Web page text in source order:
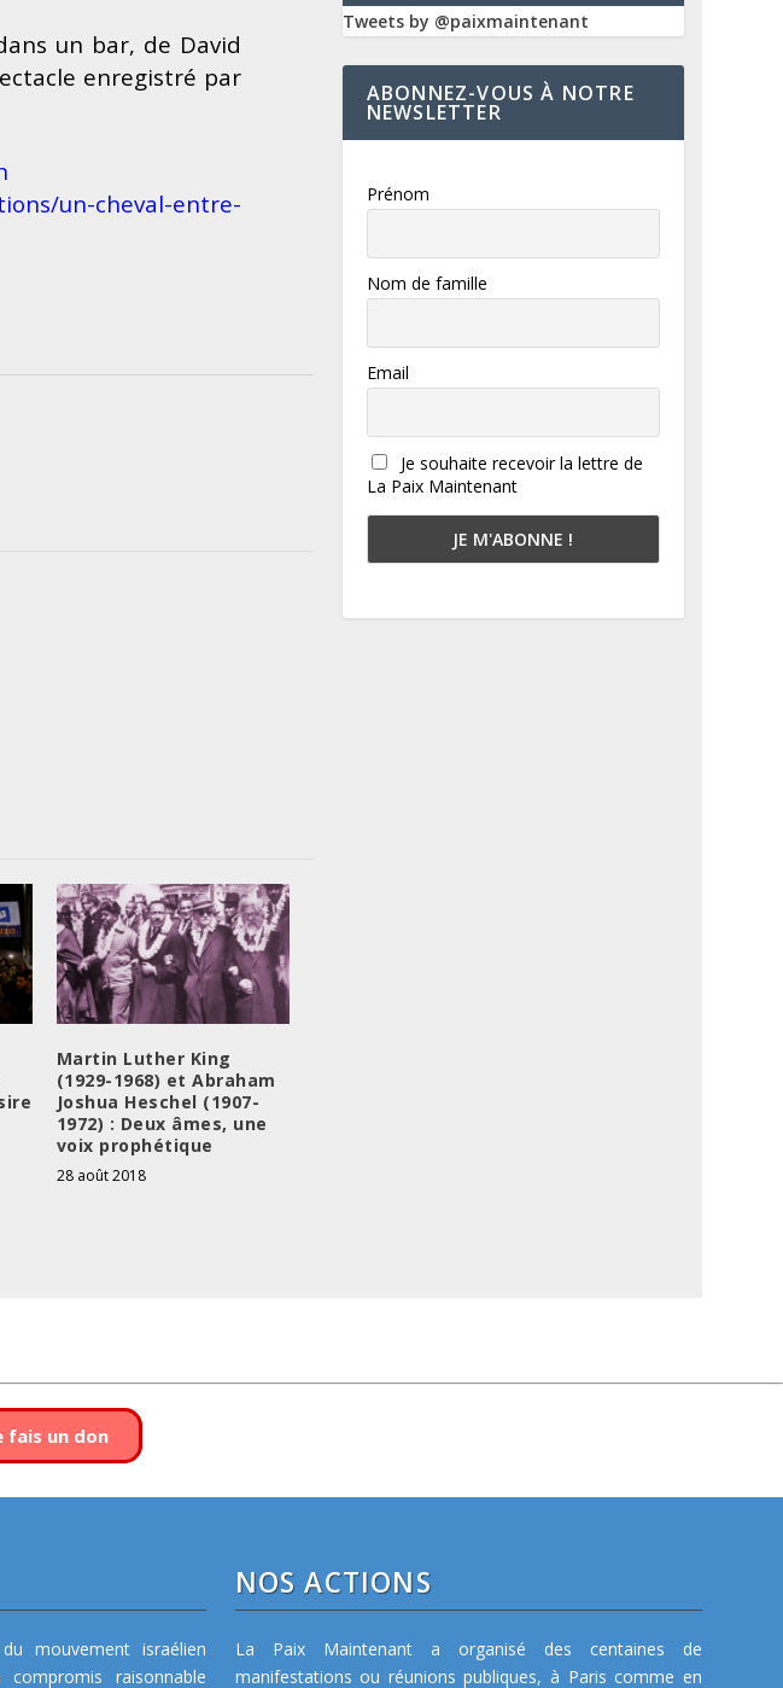
un bar, de David
enregistré par
un-cheval-entre-
Martin Luther King
(1929-1968) et Abraham
Joshua Heschel (1907-
1972) : Deux âmes, une
voix prophétique
28 août 2018
Tweets by @paixmaintenant
ABONNEZ-VOUS À NOTRE
NEWSLETTER
Prénom
Nom de famille
Email
Je souhaite recevoir la lettre de
La Paix Maintenant
fais un don
mouvement israélien
raisonnable
NOS ACTIONS
La Paix Maintenant a organisé des centaines de
manifestations ou réunions publiques, à Paris comme en